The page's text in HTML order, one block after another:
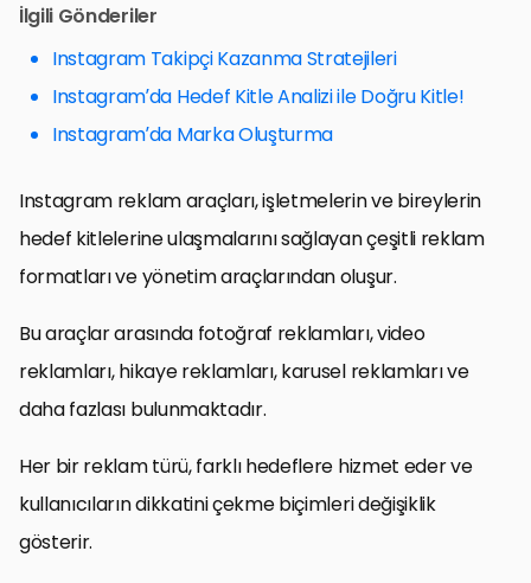
İlgili Gönderiler
Instagram Takipçi Kazanma Stratejileri
Instagram’da Hedef Kitle Analizi ile Doğru Kitle!
Instagram’da Marka Oluşturma
Instagram reklam araçları, işletmelerin ve bireylerin
hedef kitlelerine ulaşmalarını sağlayan çeşitli reklam
formatları ve yönetim araçlarından oluşur.
Bu araçlar arasında fotoğraf reklamları, video
reklamları, hikaye reklamları, karusel reklamları ve
daha fazlası bulunmaktadır.
Her bir reklam türü, farklı hedeflere hizmet eder ve
kullanıcıların dikkatini çekme biçimleri değişiklik
gösterir.